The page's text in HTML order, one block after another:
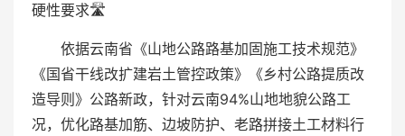
硬性要求🛣️
依据云南省《山地公路路基加固施工技术规范》
《国省干线改扩建岩土管控政策》《乡村公路提质改
造导则》公路新政，针对云南94%山地地貌公路工
况，优化路基加筋、边坡防护、老路拼接土工材料行